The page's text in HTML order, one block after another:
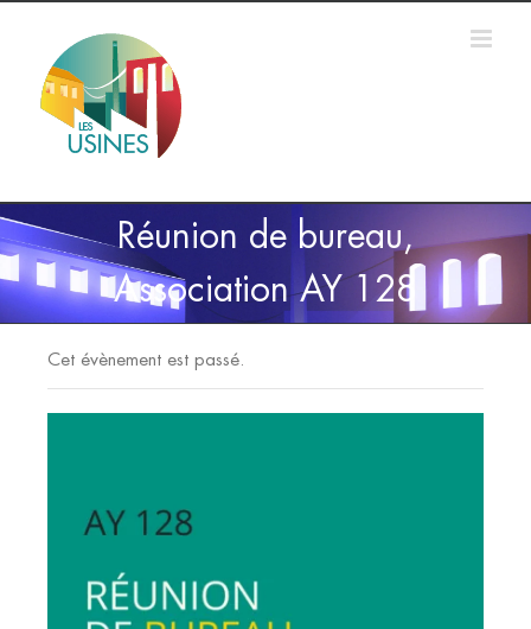
contenu
Réunion de bureau,
Association AY 128
Cet évènement est passé.